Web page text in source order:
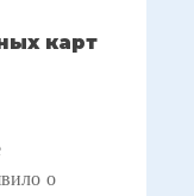
карт
о